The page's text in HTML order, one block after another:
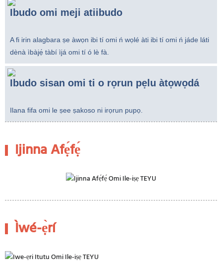
Ibudo omi meji atiibudo
A fi irin alagbara ṣe àwọn ibi tí omi ń wọlé àti ibi tí omi ń jáde láti
dènà ìbàjẹ́ tàbí ìjá omi tí ó lè fà.
Ibudo sisan omi ti o rọrun pẹlu àtọwọdá
Ilana fifa omi le ṣee ṣakoso ni irọrun pupọ.
Ijinna Afẹ́fẹ́
Ìwé-ẹ̀rí